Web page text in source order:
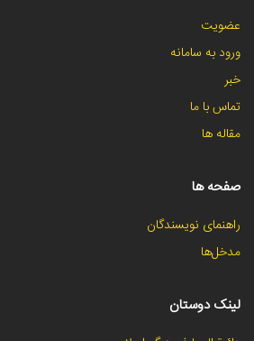
عضویت
ورود به سامانه
خبر
تماس با ما
مقاله ها
صفحه ها
راهنمای نویسندگان
مدخل‌ها
لینک دوستان